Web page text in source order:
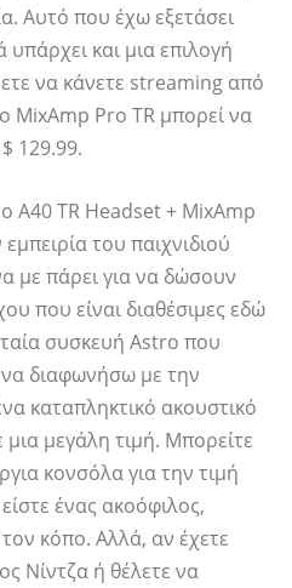
Αυτό που έχω εξετάσει
υπάρχει και μια επιλογή
να κάνετε streaming από
MixAmp Pro TR μπορεί να
129.99.
A40 TR Headset + MixAmp
του παιχνιδιού
με πάρει για να δώσουν
που είναι διαθέσιμες εδώ
συσκευή Astro που
διαφωνήσω με την
καταπληκτικό ακουστικό
μια μεγάλη τιμή. Μπορείτε
κονσόλα για την τιμή
ένας ακοόφιλος,
κόπο. Αλλά, αν έχετε
Νίντζα ​​ή θέλετε να